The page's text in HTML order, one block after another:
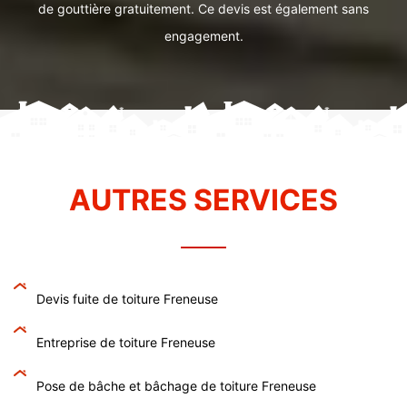
de gouttière gratuitement. Ce devis est également sans
engagement.
AUTRES SERVICES
Devis fuite de toiture Freneuse
Entreprise de toiture Freneuse
Pose de bâche et bâchage de toiture Freneuse